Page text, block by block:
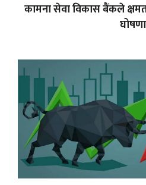
कामना सेवा विकास बैंकले
घोषणा